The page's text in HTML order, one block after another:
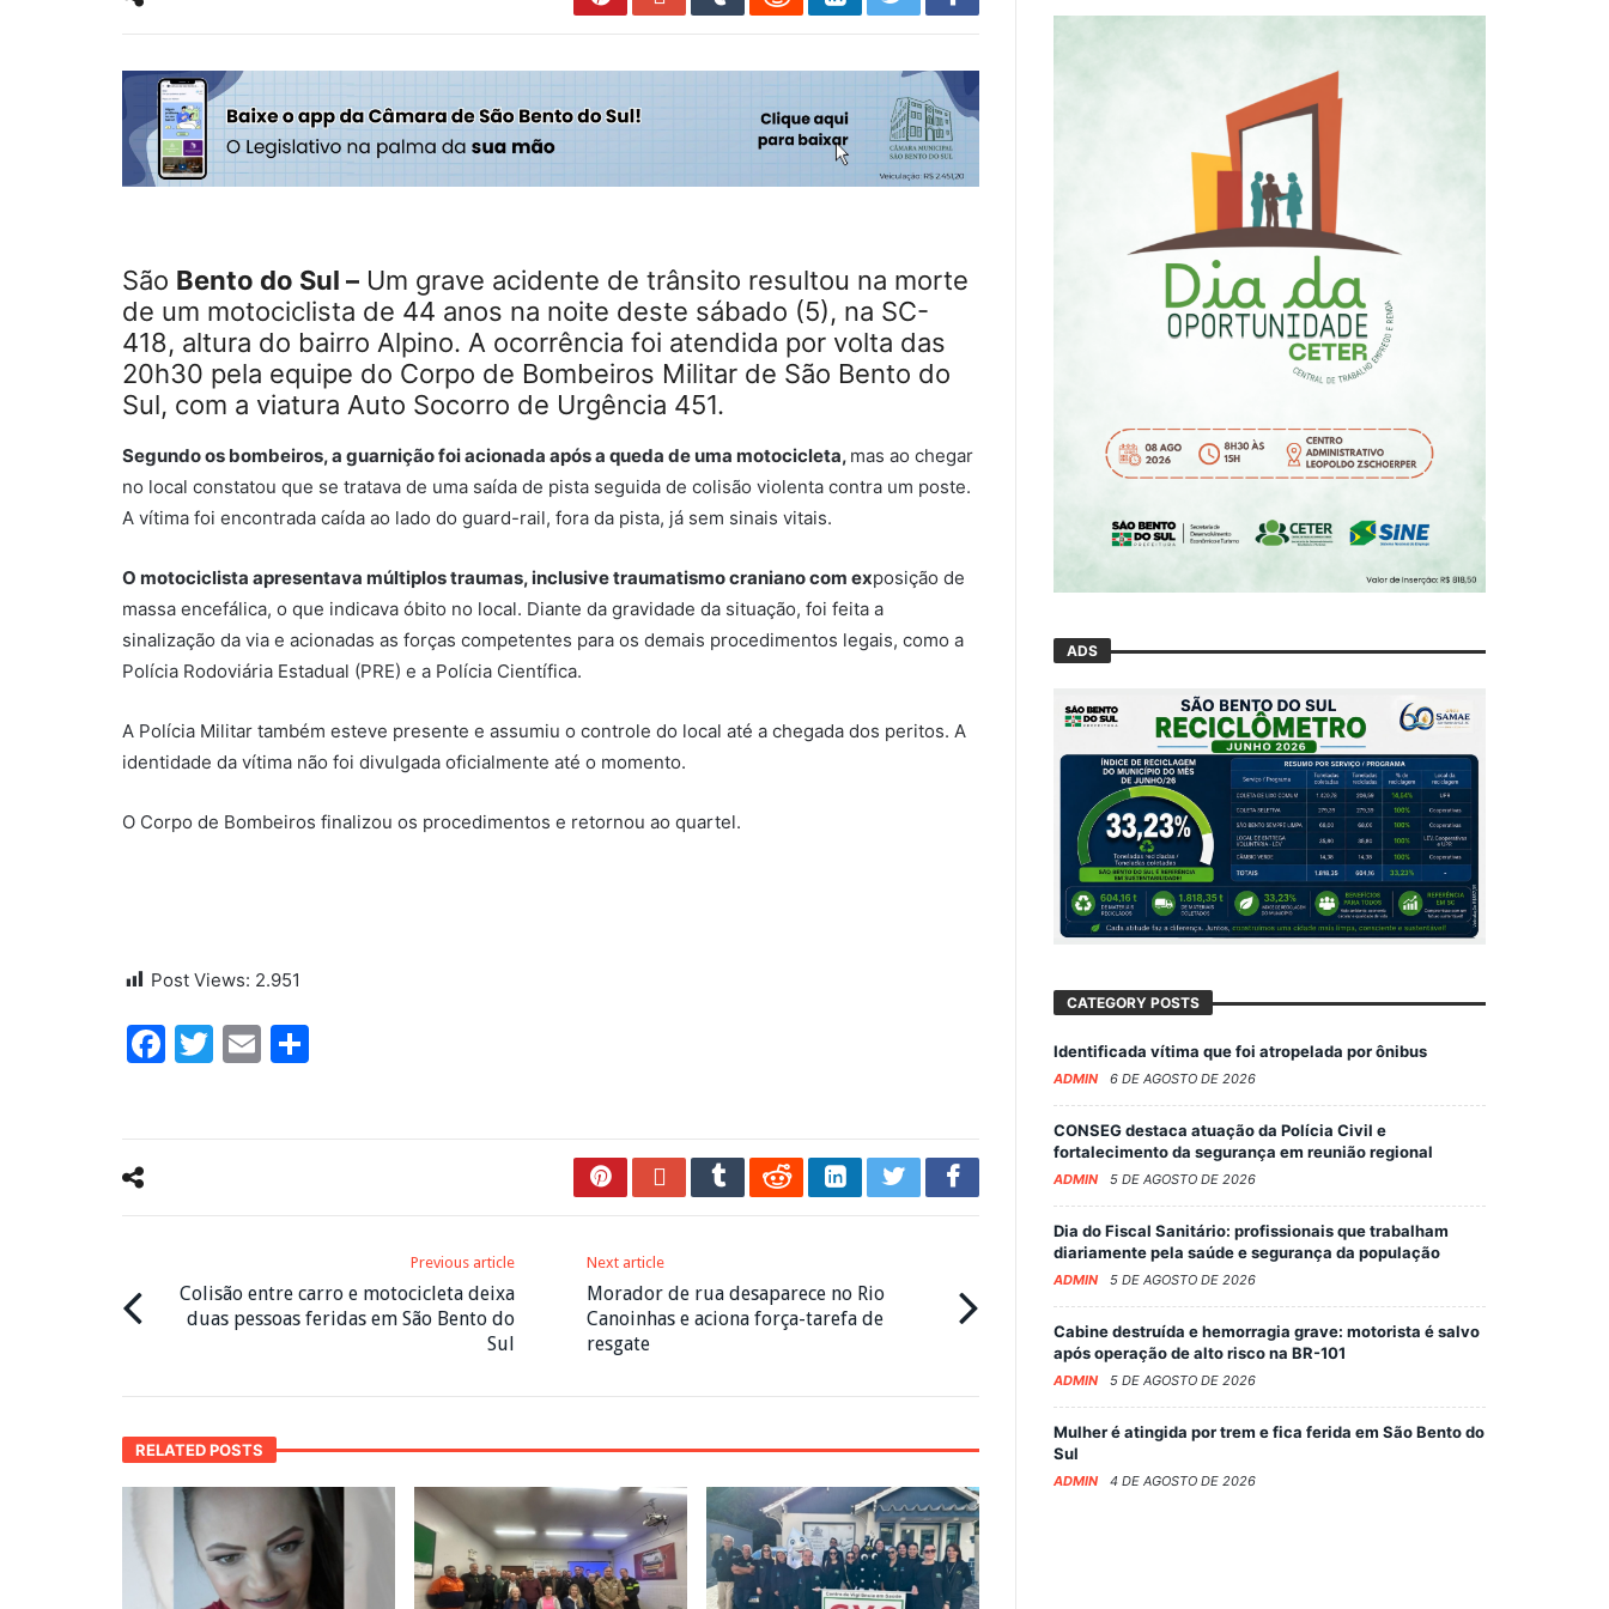
São Bento do Sul – Um grave acidente de trânsito resultou na morte
de um motociclista de 44 anos na noite deste sábado (5), na SC-
418, altura do bairro Alpino. A ocorrência foi atendida por volta das
20h30 pela equipe do Corpo de Bombeiros Militar de São Bento do
Sul, com a viatura Auto Socorro de Urgência 451.
Segundo os bombeiros, a guarnição foi acionada após a queda de uma motocicleta, mas ao chegar
no local constatou que se tratava de uma saída de pista seguida de colisão violenta contra um poste.
A vítima foi encontrada caída ao lado do guard-rail, fora da pista, já sem sinais vitais.
O motociclista apresentava múltiplos traumas, inclusive traumatismo craniano com exposição de
massa encefálica, o que indicava óbito no local. Diante da gravidade da situação, foi feita a
sinalização da via e acionadas as forças competentes para os demais procedimentos legais, como a
Polícia Rodoviária Estadual (PRE) e a Polícia Científica.
A Polícia Militar também esteve presente e assumiu o controle do local até a chegada dos peritos. A
identidade da vítima não foi divulgada oficialmente até o momento.
O Corpo de Bombeiros finalizou os procedimentos e retornou ao quartel.
Post Views: 2.951
Facebook
Twitter
Email
Previous article
Colisão entre carro e motocicleta deixa
duas pessoas feridas em São Bento do
Sul
Next article
Morador de rua desaparece no Rio
Canoinhas e aciona força-tarefa de
resgate
RELATED POSTS
ADS
CATEGORY POSTS
Identificada vítima que foi atropelada por ônibus
ADMIN 6 DE AGOSTO DE 2026
CONSEG destaca atuação da Polícia Civil e
fortalecimento da segurança em reunião regional
ADMIN 5 DE AGOSTO DE 2026
Dia do Fiscal Sanitário: profissionais que trabalham
diariamente pela saúde e segurança da população
ADMIN 5 DE AGOSTO DE 2026
Cabine destruída e hemorragia grave: motorista é salvo
após operação de alto risco na BR-101
ADMIN 5 DE AGOSTO DE 2026
Mulher é atingida por trem e fica ferida em São Bento do
Sul
ADMIN 4 DE AGOSTO DE 2026